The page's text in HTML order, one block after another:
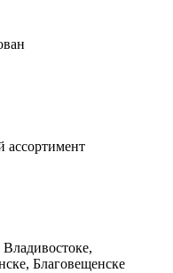
Благовещенске